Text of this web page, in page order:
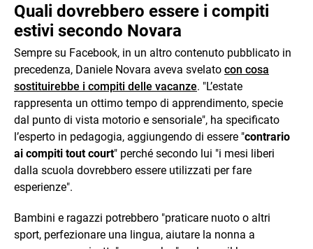
Quali dovrebbero essere i compiti
estivi secondo Novara
Sempre su Facebook, in un altro contenuto pubblicato in
precedenza, Daniele Novara aveva svelato con cosa
sostituirebbe i compiti delle vacanze. "L’estate
rappresenta un ottimo tempo di apprendimento, specie
dal punto di vista motorio e sensoriale", ha specificato
l’esperto in pedagogia, aggiungendo di essere "contrario
ai compiti tout court" perché secondo lui "i mesi liberi
dalla scuola dovrebbero essere utilizzati per fare
esperienze".
Bambini e ragazzi potrebbero "praticare nuoto o altri
sport, perfezionare una lingua, aiutare la nonna a